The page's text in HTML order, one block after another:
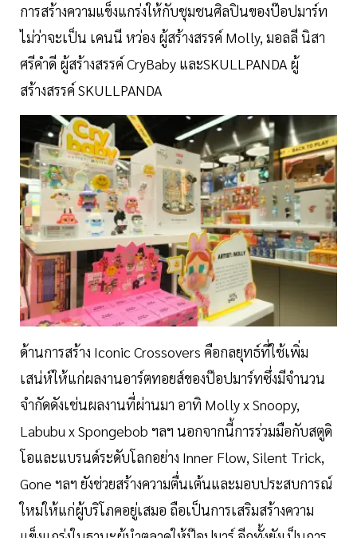
การสร้างความแข็งแกร่งให้กับชุมชนศิลปินของป๊อปมาร์ท
ไม่ว่าจะเป็น เคนนี หว่อง ผู้สร้างสรรค์ Molly, มอลลี นิสา
ศรีคำดี ผู้สร้างสรรค์ CryBaby และSKULLPANDA ผู้
สร้างสรรค์ SKULLPANDA
ด้านการสร้าง Iconic Crossovers คือกลยุทธ์ที่ใช้เพิ่ม
เสน่ห์ให้แก่ผลงานอาร์ตทอยส์ของป๊อปมาร์ทซึ่งมีจำนวน
จำกัดดังเช่นผลงานที่ผ่านมา อาทิ Molly x Snoopy,
Labubu x Spongebob ฯลฯ นอกจากนี้การร่วมมือกับสตูดิ
โอและแบรนด์ระดับโลกอย่าง Inner Flow, Silent Trick,
Gone ฯลฯ ยังช่วยสร้างความตื่นเต้นและมอบประสบการณ์
ใหม่ให้แก่ผู้บริโภคอยู่เสมอ ถือเป็นการเสริมสร้างความ